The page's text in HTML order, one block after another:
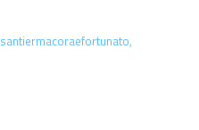
santiermacoraefortunato,